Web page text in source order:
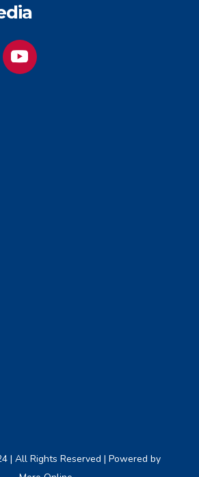
| All Rights Reserved | Powered by